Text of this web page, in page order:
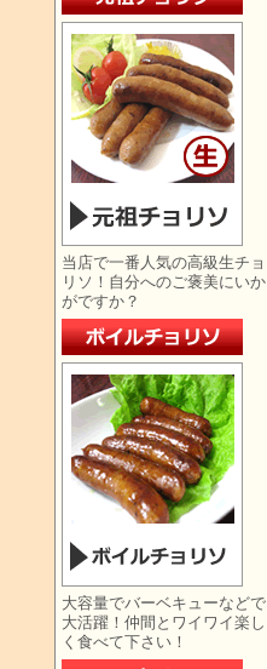
当店で一番人気の高級生チョ
リソ！自分へのご褒美にいか
がですか？
大容量でバーベキューなどで
大活躍！仲間とワイワイ楽し
く食べて下さい！